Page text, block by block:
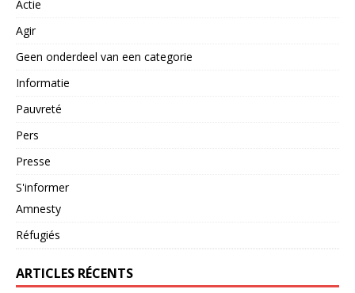
Actie
Agir
Geen onderdeel van een categorie
Informatie
Pauvreté
Pers
Presse
S'informer
Amnesty
Réfugiés
ARTICLES RÉCENTS